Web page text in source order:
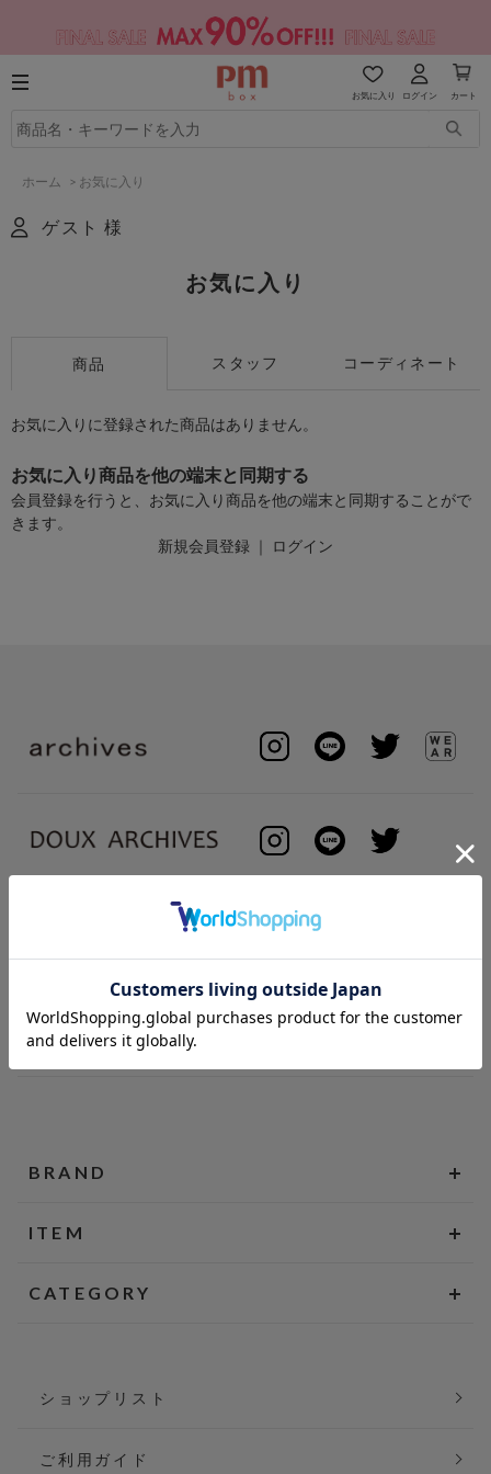
お気に入り ログイン カート
ホーム > お気に入り
ゲスト 様
お気に入り
商品 スタッフ コーディネート
お気に入りに登録された商品はありません。
お気に入り商品を他の端末と同期する
会員登録を行うと、お気に入り商品を他の端末と同期することがで
きます。
新規会員登録 ｜ ログイン
BRAND
ITEM
CATEGORY
ショップリスト
ご利用ガイド